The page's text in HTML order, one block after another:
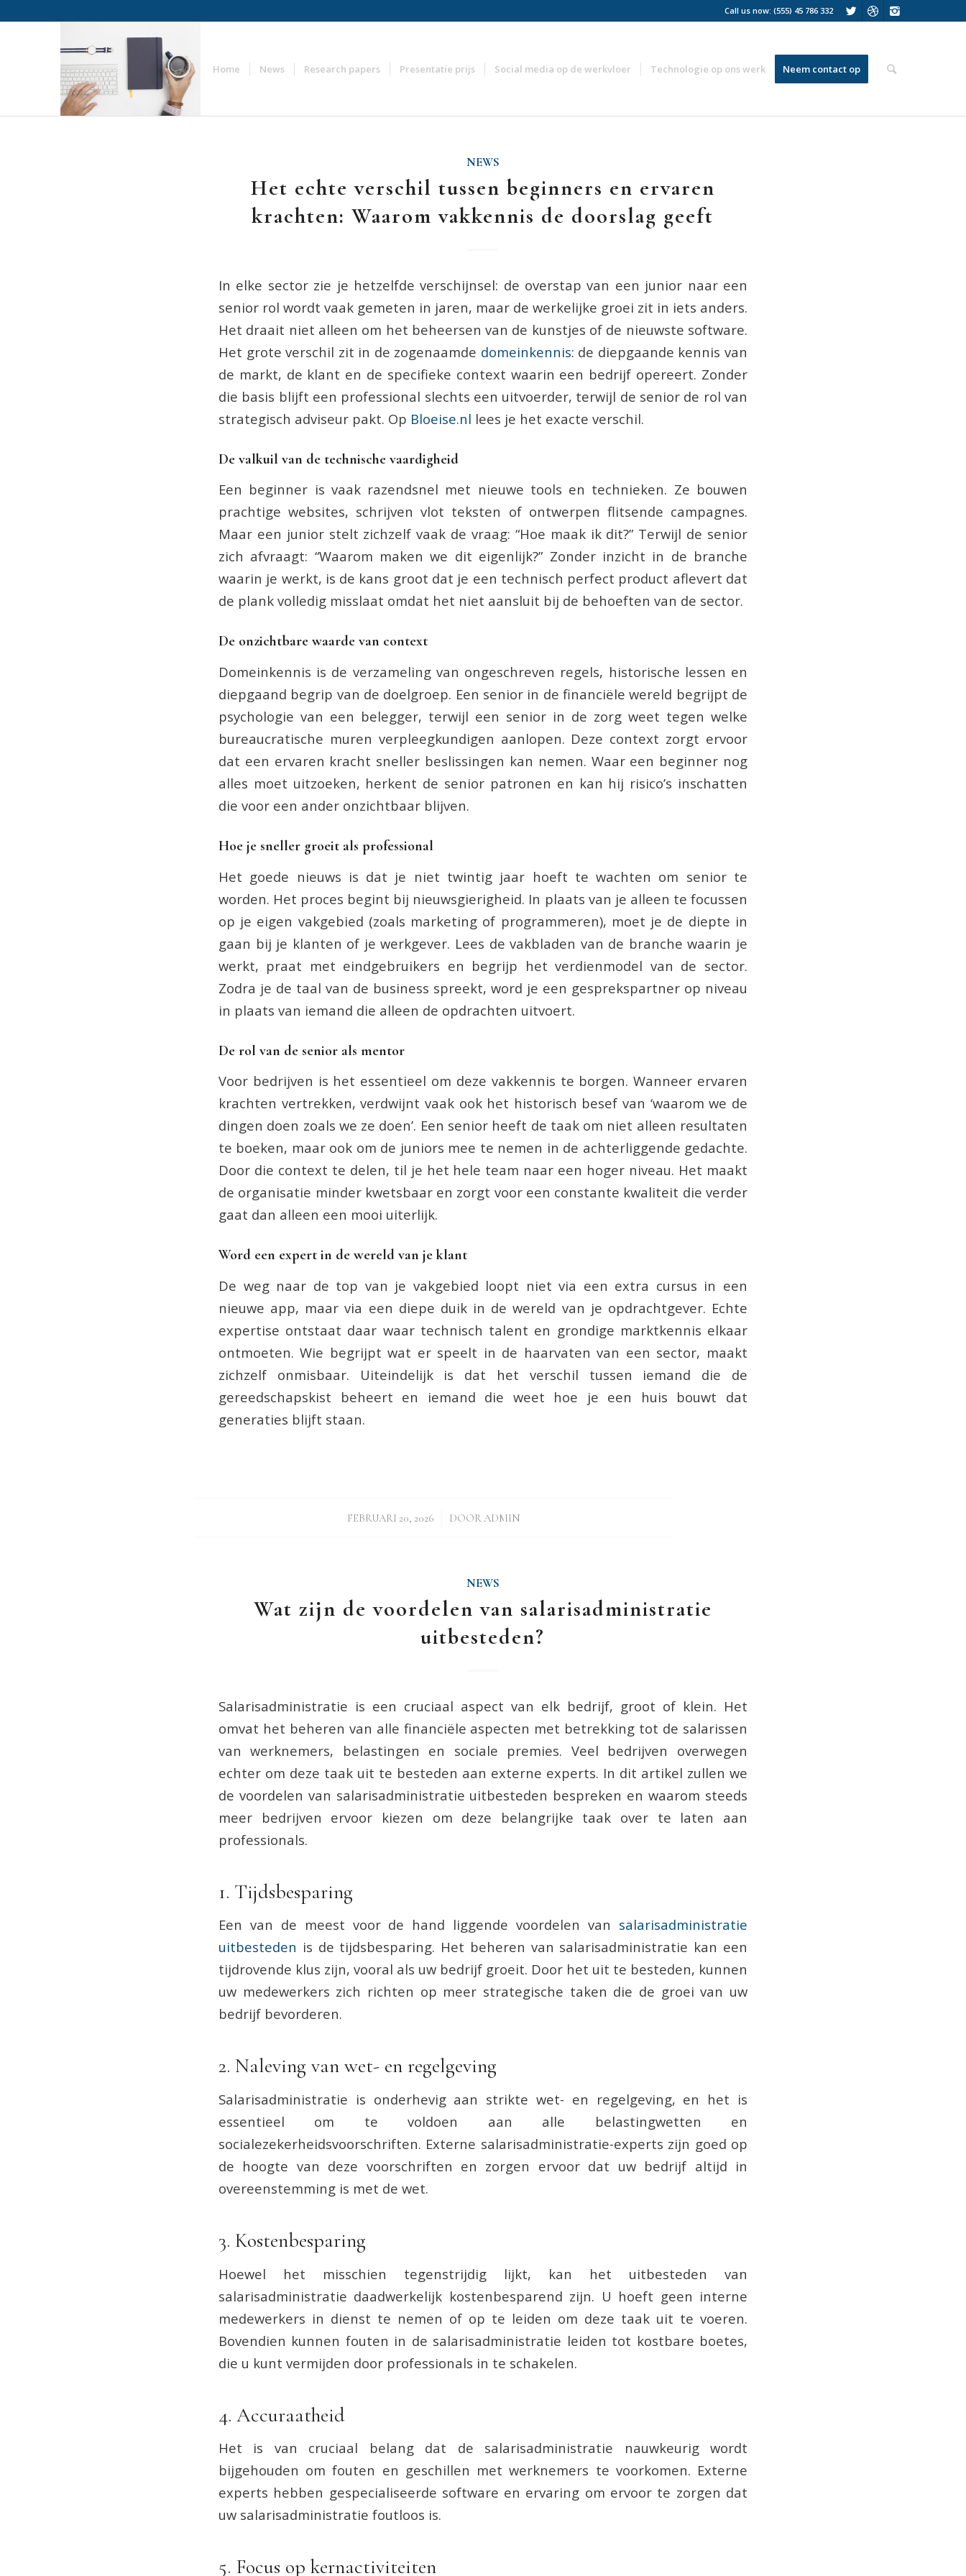
Call us now: (555) 45 786 332
Home News Research papers Presentatie prijs Social media op de werkvloer Technologie op ons werk Neem contact op
NEWS
Het echte verschil tussen beginners en ervaren
krachten: Waarom vakkennis de doorslag geeft
In elke sector zie je hetzelfde verschijnsel: de overstap van een junior naar een
senior rol wordt vaak gemeten in jaren, maar de werkelijke groei zit in iets anders.
Het draait niet alleen om het beheersen van de kunstjes of de nieuwste software.
Het grote verschil zit in de zogenaamde domeinkennis: de diepgaande kennis van
de markt, de klant en de specifieke context waarin een bedrijf opereert. Zonder
die basis blijft een professional slechts een uitvoerder, terwijl de senior de rol van
strategisch adviseur pakt. Op Bloeise.nl lees je het exacte verschil.
De valkuil van de technische vaardigheid
Een beginner is vaak razendsnel met nieuwe tools en technieken. Ze bouwen
prachtige websites, schrijven vlot teksten of ontwerpen flitsende campagnes.
Maar een junior stelt zichzelf vaak de vraag: “Hoe maak ik dit?” Terwijl de senior
zich afvraagt: “Waarom maken we dit eigenlijk?” Zonder inzicht in de branche
waarin je werkt, is de kans groot dat je een technisch perfect product aflevert dat
de plank volledig misslaat omdat het niet aansluit bij de behoeften van de sector.
De onzichtbare waarde van context
Domeinkennis is de verzameling van ongeschreven regels, historische lessen en
diepgaand begrip van de doelgroep. Een senior in de financiële wereld begrijpt de
psychologie van een belegger, terwijl een senior in de zorg weet tegen welke
bureaucratische muren verpleegkundigen aanlopen. Deze context zorgt ervoor
dat een ervaren kracht sneller beslissingen kan nemen. Waar een beginner nog
alles moet uitzoeken, herkent de senior patronen en kan hij risico’s inschatten
die voor een ander onzichtbaar blijven.
Hoe je sneller groeit als professional
Het goede nieuws is dat je niet twintig jaar hoeft te wachten om senior te
worden. Het proces begint bij nieuwsgierigheid. In plaats van je alleen te focussen
op je eigen vakgebied (zoals marketing of programmeren), moet je de diepte in
gaan bij je klanten of je werkgever. Lees de vakbladen van de branche waarin je
werkt, praat met eindgebruikers en begrijp het verdienmodel van de sector.
Zodra je de taal van de business spreekt, word je een gesprekspartner op niveau
in plaats van iemand die alleen de opdrachten uitvoert.
De rol van de senior als mentor
Voor bedrijven is het essentieel om deze vakkennis te borgen. Wanneer ervaren
krachten vertrekken, verdwijnt vaak ook het historisch besef van ‘waarom we de
dingen doen zoals we ze doen’. Een senior heeft de taak om niet alleen resultaten
te boeken, maar ook om de juniors mee te nemen in de achterliggende gedachte.
Door die context te delen, til je het hele team naar een hoger niveau. Het maakt
de organisatie minder kwetsbaar en zorgt voor een constante kwaliteit die verder
gaat dan alleen een mooi uiterlijk.
Word een expert in de wereld van je klant
De weg naar de top van je vakgebied loopt niet via een extra cursus in een
nieuwe app, maar via een diepe duik in de wereld van je opdrachtgever. Echte
expertise ontstaat daar waar technisch talent en grondige marktkennis elkaar
ontmoeten. Wie begrijpt wat er speelt in de haarvaten van een sector, maakt
zichzelf onmisbaar. Uiteindelijk is dat het verschil tussen iemand die de
gereedschapskist beheert en iemand die weet hoe je een huis bouwt dat
generaties blijft staan.
FEBRUARI 20, 2026
/ DOORADMIN
NEWS
Wat zijn de voordelen van salarisadministratie
uitbesteden?
Salarisadministratie is een cruciaal aspect van elk bedrijf, groot of klein. Het
omvat het beheren van alle financiële aspecten met betrekking tot de salarissen
van werknemers, belastingen en sociale premies. Veel bedrijven overwegen
echter om deze taak uit te besteden aan externe experts. In dit artikel zullen we
de voordelen van salarisadministratie uitbesteden bespreken en waarom steeds
meer bedrijven ervoor kiezen om deze belangrijke taak over te laten aan
professionals.
1. Tijdsbesparing
Een van de meest voor de hand liggende voordelen van salarisadministratie
uitbesteden is de tijdsbesparing. Het beheren van salarisadministratie kan een
tijdrovende klus zijn, vooral als uw bedrijf groeit. Door het uit te besteden, kunnen
uw medewerkers zich richten op meer strategische taken die de groei van uw
bedrijf bevorderen.
2. Naleving van wet- en regelgeving
Salarisadministratie is onderhevig aan strikte wet- en regelgeving, en het is
essentieel om te voldoen aan alle belastingwetten en
socialezekerheidsvoorschriften. Externe salarisadministratie-experts zijn goed op
de hoogte van deze voorschriften en zorgen ervoor dat uw bedrijf altijd in
overeenstemming is met de wet.
3. Kostenbesparing
Hoewel het misschien tegenstrijdig lijkt, kan het uitbesteden van
salarisadministratie daadwerkelijk kostenbesparend zijn. U hoeft geen interne
medewerkers in dienst te nemen of op te leiden om deze taak uit te voeren.
Bovendien kunnen fouten in de salarisadministratie leiden tot kostbare boetes,
die u kunt vermijden door professionals in te schakelen.
4. Accuraatheid
Het is van cruciaal belang dat de salarisadministratie nauwkeurig wordt
bijgehouden om fouten en geschillen met werknemers te voorkomen. Externe
experts hebben gespecialiseerde software en ervaring om ervoor te zorgen dat
uw salarisadministratie foutloos is.
5. Focus op kernactiviteiten